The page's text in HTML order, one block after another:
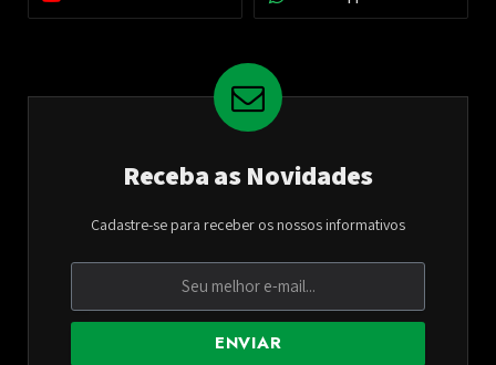
Receba as Novidades
Cadastre-se para receber os nossos informativos
ENVIAR